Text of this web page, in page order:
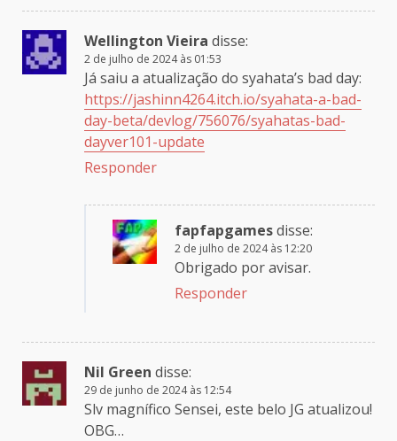
Wellington Vieira disse:
2 de julho de 2024 às 01:53
Já saiu a atualização do syahata’s bad day:
https://jashinn4264.itch.io/syahata-a-bad-
day-beta/devlog/756076/syahatas-bad-
dayver101-update
Responder
fapfapgamesdisse:
2 de julho de 2024 às 12:20
Obrigado por avisar.
Responder
Nil Green disse:
29 de junho de 2024 às 12:54
Slv magnífico Sensei, este belo JG atualizou!
OBG…